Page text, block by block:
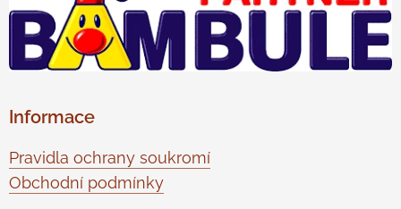
Informace
Pravidla ochrany soukromí
Obchodní podmínky